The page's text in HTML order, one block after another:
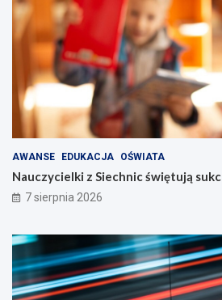
AWANSE EDUKACJA OŚWIATA
Nauczycielki z Siechnic świętują
7 sierpnia 2026